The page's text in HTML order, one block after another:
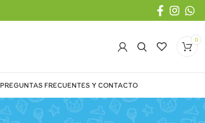
0
PREGUNTAS FRECUENTES Y CONTACTO